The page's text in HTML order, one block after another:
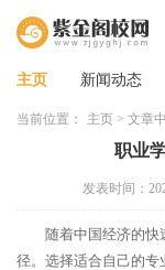
主页 新闻动态
当前位置： 主页 > 文章
职业
发表时间：
随着中国经济的
径。选择适合自己的